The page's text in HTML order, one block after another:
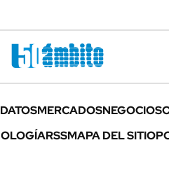
MERCADOSNEGOCIOS
RSSMAPA DEL SITIO